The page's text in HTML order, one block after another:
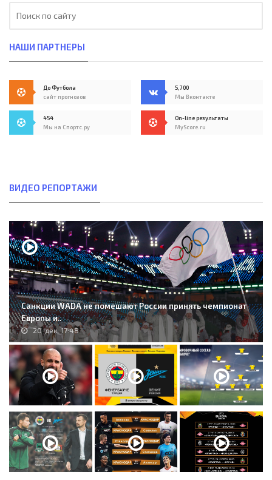
НАШИ ПАРТНЕРЫ
До Футбола
сайт прогнозов
5,700
Мы Вконтакте
454
Мы на Спортс.ру
On-line результаты
MyScore.ru
ВИДЕО РЕПОРТАЖИ
Санкции WADA не помешают России принять чемпионат
Европы и..
20-дек, 17:48